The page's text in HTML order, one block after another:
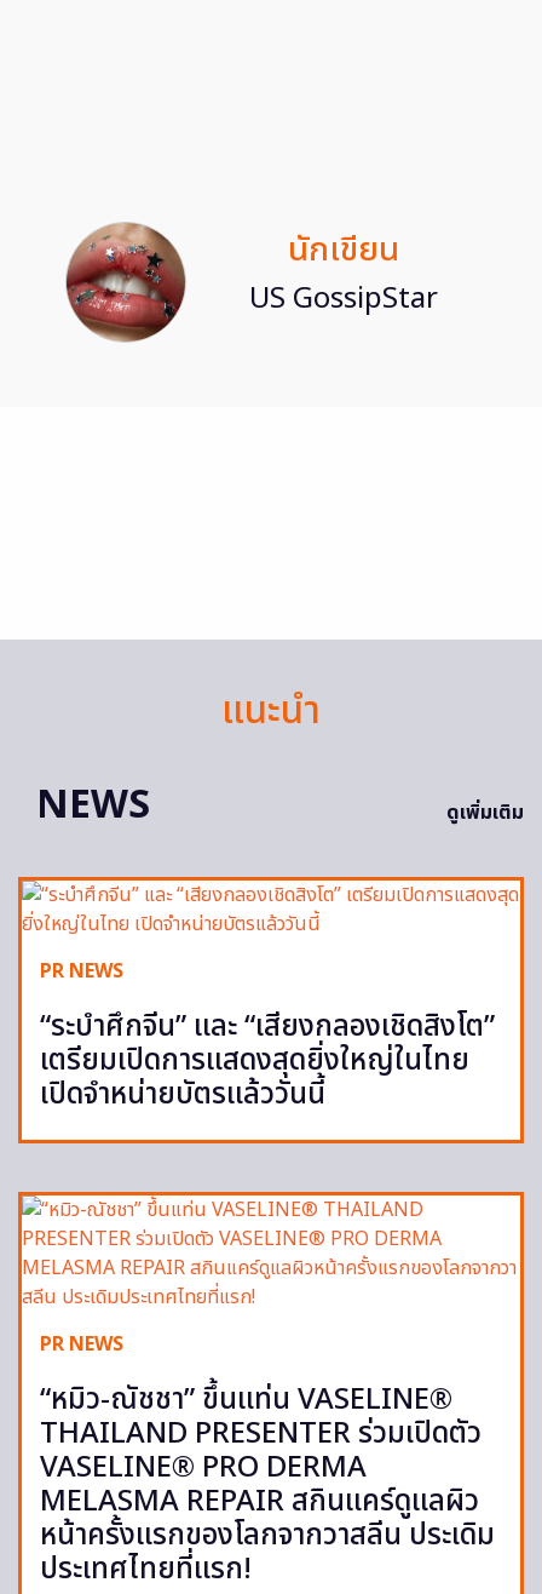
นักเขียน
US GossipStar
แนะนำ
NEWS
ดูเพิ่มเติม
PR NEWS
“ระบำศึกจีน” และ “เสียงกลองเชิดสิงโต”
เตรียมเปิดการแสดงสุดยิ่งใหญ่ในไทย
เปิดจำหน่ายบัตรแล้ววันนี้
PR NEWS
“หมิว-ณัชชา” ขึ้นแท่น VASELINE®
THAILAND PRESENTER ร่วมเปิดตัว
VASELINE® PRO DERMA
MELASMA REPAIR สกินแคร์ดูแลผิว
หน้าครั้งแรกของโลกจากวาสลีน ประเดิม
ประเทศไทยที่แรก!